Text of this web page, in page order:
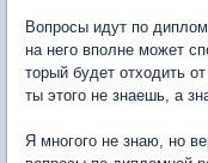
Вопросы идут по
на него вполне может
торый будет отходить
ты этого не знаешь, а
Я многого не знаю, но